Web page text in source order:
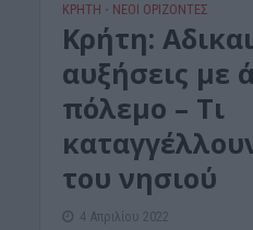
ΚΡΗΤΗ • ΝΕΟΙ ΟΡΙΖΟΝΤΕΣ
Κρήτη:
αυξήσεις με
πόλεμο – Τι
του νησιού
4 Απριλίου 2022